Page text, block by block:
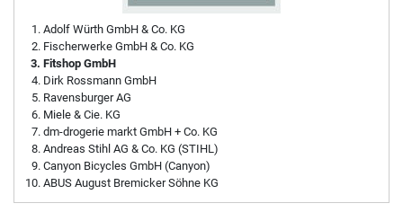
Adolf Würth GmbH & Co. KG
Fischerwerke GmbH & Co. KG
Fitshop GmbH
Dirk Rossmann GmbH
Ravensburger AG
Miele & Cie. KG
dm-drogerie markt GmbH + Co. KG
Andreas Stihl AG & Co. KG (STIHL)
Canyon Bicycles GmbH (Canyon)
ABUS August Bremicker Söhne KG